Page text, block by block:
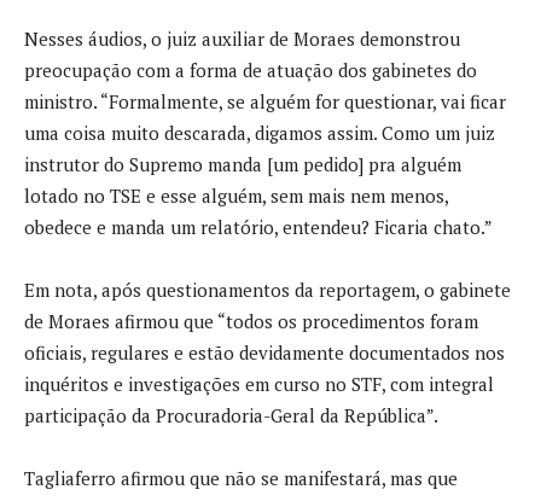
Nesses áudios, o juiz auxiliar de Moraes demonstrou
preocupação com a forma de atuação dos gabinetes do
ministro. “Formalmente, se alguém for questionar, vai ficar
uma coisa muito descarada, digamos assim. Como um juiz
instrutor do Supremo manda [um pedido] pra alguém
lotado no TSE e esse alguém, sem mais nem menos,
obedece e manda um relatório, entendeu? Ficaria chato.”
Em nota, após questionamentos da reportagem, o gabinete
de Moraes afirmou que “todos os procedimentos foram
oficiais, regulares e estão devidamente documentados nos
inquéritos e investigações em curso no STF, com integral
participação da Procuradoria-Geral da República”.
Tagliaferro afirmou que não se manifestará, mas que